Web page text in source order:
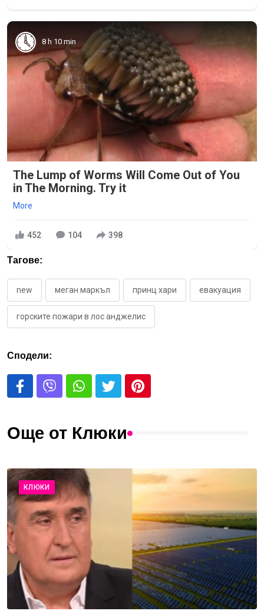
8 h 10 min
The Lump of Worms Will Come Out of You
in The Morning. Try it
More
452 104 398
Тагове:
new меган маркъл принц хари евакуация
горските пожари в лос анджелис
Сподели:
Още от Клюки
КЛЮКИ